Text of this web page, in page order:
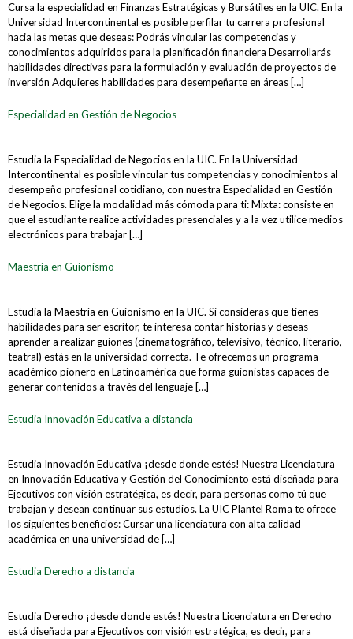
Cursa la especialidad en Finanzas Estratégicas y Bursátiles en la UIC. En la
Universidad Intercontinental es posible perfilar tu carrera profesional
hacia las metas que deseas: Podrás vincular las competencias y
conocimientos adquiridos para la planificación financiera Desarrollarás
habilidades directivas para la formulación y evaluación de proyectos de
inversión Adquieres habilidades para desempeñarte en áreas […]
Especialidad en Gestión de Negocios
Estudia la Especialidad de Negocios en la UIC. En la Universidad
Intercontinental es posible vincular tus competencias y conocimientos al
desempeño profesional cotidiano, con nuestra Especialidad en Gestión
de Negocios. Elige la modalidad más cómoda para ti: Mixta: consiste en
que el estudiante realice actividades presenciales y a la vez utilice medios
electrónicos para trabajar […]
Maestría en Guionismo
Estudia la Maestría en Guionismo en la UIC. Si consideras que tienes
habilidades para ser escritor, te interesa contar historias y deseas
aprender a realizar guiones (cinematográfico, televisivo, técnico, literario,
teatral) estás en la universidad correcta. Te ofrecemos un programa
académico pionero en Latinoamérica que forma guionistas capaces de
generar contenidos a través del lenguaje […]
Estudia Innovación Educativa a distancia
Estudia Innovación Educativa ¡desde donde estés! Nuestra Licenciatura
en Innovación Educativa y Gestión del Conocimiento está diseñada para
Ejecutivos con visión estratégica, es decir, para personas como tú que
trabajan y desean continuar sus estudios. La UIC Plantel Roma te ofrece
los siguientes beneficios: Cursar una licenciatura con alta calidad
académica en una universidad de […]
Estudia Derecho a distancia
Estudia Derecho ¡desde donde estés! Nuestra Licenciatura en Derecho
está diseñada para Ejecutivos con visión estratégica, es decir, para